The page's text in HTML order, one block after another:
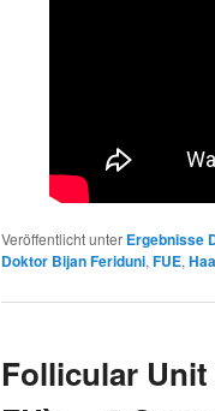
Veröffentlicht unter Ergebnisse
Doktor Bijan Feriduni, FUE,
Follicular Unit